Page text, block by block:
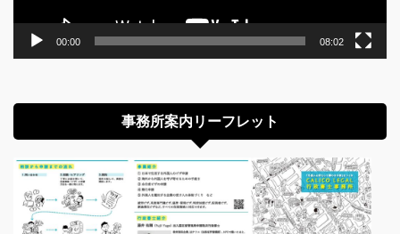
00:00 08:02
事務所案内リーフレット